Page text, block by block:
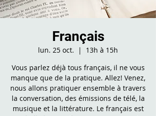
Français
lun. 25 oct.
  |
13h à 15h
Vous parlez déjà tous français, il ne vous
manque que de la pratique. Allez! Venez,
nous allons pratiquer ensemble à travers
la conversation, des émissions de télé, la
musique et la littérature. Le français est